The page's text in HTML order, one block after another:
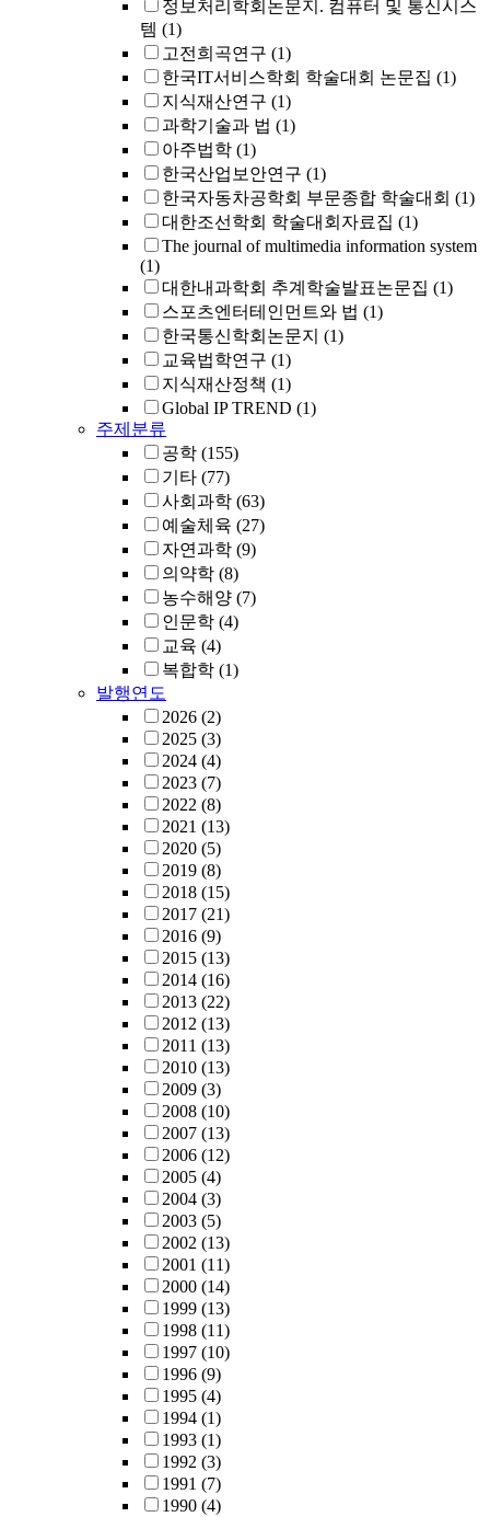
정보처리학회논문지. 컴퓨터 및 통신시스
템 (1)
고전희곡연구 (1)
한국IT서비스학회 학술대회 논문집 (1)
지식재산연구 (1)
과학기술과 법 (1)
아주법학 (1)
한국산업보안연구 (1)
한국자동차공학회 부문종합 학술대회 (1)
대한조선학회 학술대회자료집 (1)
The journal of multimedia information system
(1)
대한내과학회 추계학술발표논문집 (1)
스포츠엔터테인먼트와 법 (1)
한국통신학회논문지 (1)
교육법학연구 (1)
지식재산정책 (1)
Global IP TREND (1)
주제분류
공학 (155)
기타 (77)
사회과학 (63)
예술체육 (27)
자연과학 (9)
의약학 (8)
농수해양 (7)
인문학 (4)
교육 (4)
복합학 (1)
발행연도
2026 (2)
2025 (3)
2024 (4)
2023 (7)
2022 (8)
2021 (13)
2020 (5)
2019 (8)
2018 (15)
2017 (21)
2016 (9)
2015 (13)
2014 (16)
2013 (22)
2012 (13)
2011 (13)
2010 (13)
2009 (3)
2008 (10)
2007 (13)
2006 (12)
2005 (4)
2004 (3)
2003 (5)
2002 (13)
2001 (11)
2000 (14)
1999 (13)
1998 (11)
1997 (10)
1996 (9)
1995 (4)
1994 (1)
1993 (1)
1992 (3)
1991 (7)
1990 (4)